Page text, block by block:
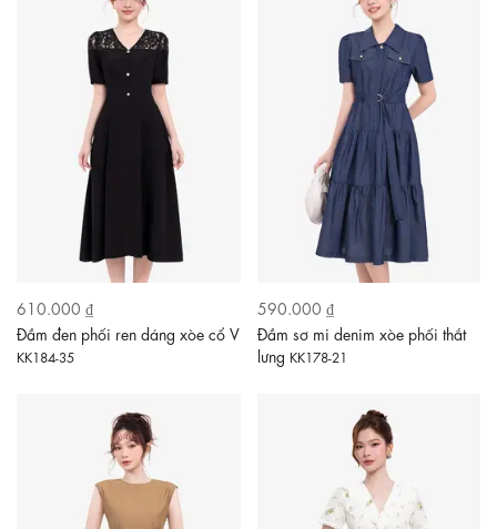
610.000 ₫
Đầm đen phối ren dáng xòe cổ V
KK184-35
590.000 ₫
Đầm sơ mi denim xòe phối thắt
lưng KK178-21